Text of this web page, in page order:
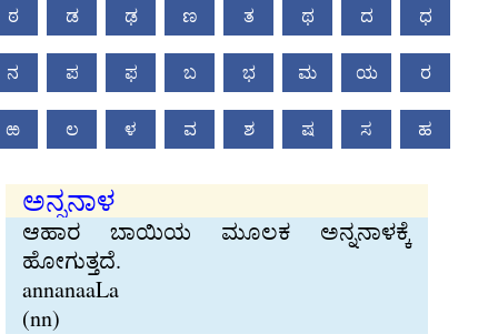
ಠ ಡ ಢ ಣ ತ ಥ ದ ಧ
ನ ಪ ಫ ಬ ಭ ಮ ಯ ರ
ಱ ಲ ಳ ವ ಶ ಷ ಸ ಹ
ಅನ್ನನಾಳ
ಆಹಾರ ಬಾಯಿಯ ಮೂಲಕ ಅನ್ನನಾಳಕ್ಕೆ
ಹೋಗುತ್ತದೆ.
annanaaLa
(nn)